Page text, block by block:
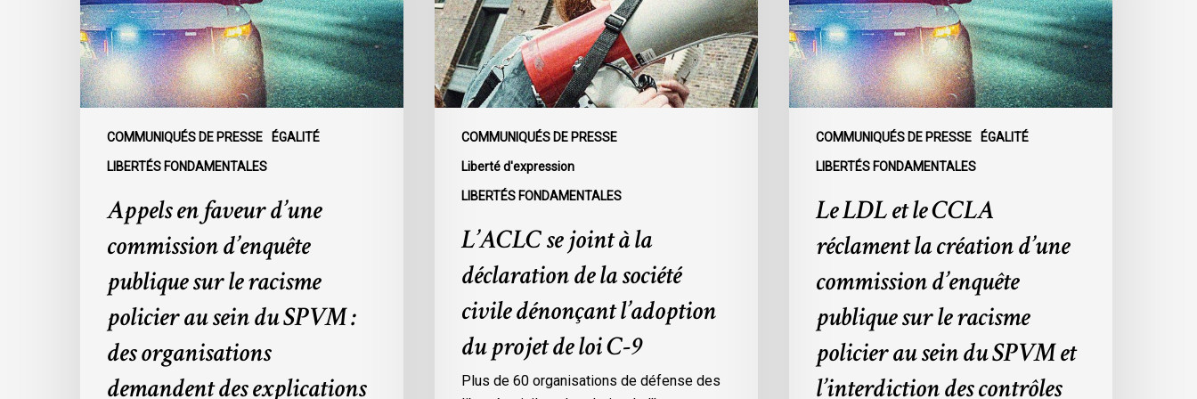
COMMUNIQUÉS DE PRESSE ÉGALITÉ
LIBERTÉS FONDAMENTALES
d’enquête
publique
sur
le
racisme
policier
organisations
demandent
explications
Appels en faveur d’une
commission d’enquête
publique sur le racisme
policier au sein du SPVM :
des organisations
demandent des explications
COMMUNIQUÉS DE PRESSE
Liberté d'expression
LIBERTÉS FONDAMENTALES
déclaration
de
la
société
civile
dénonçant
projet
L’ACLC se joint à la
déclaration de la société
civile dénonçant l’adoption
du projet de loi C-9
Plus de 60 organisations de défense des
COMMUNIQUÉS DE PRESSE ÉGALITÉ
LIBERTÉS FONDAMENTALES
réclament
la
création
d’une
commission
d’enquête
policier
l’interdiction
Le LDL et le CCLA
réclament la création d’une
commission d’enquête
publique sur le racisme
policier au sein du SPVM et
l’interdiction des contrôles